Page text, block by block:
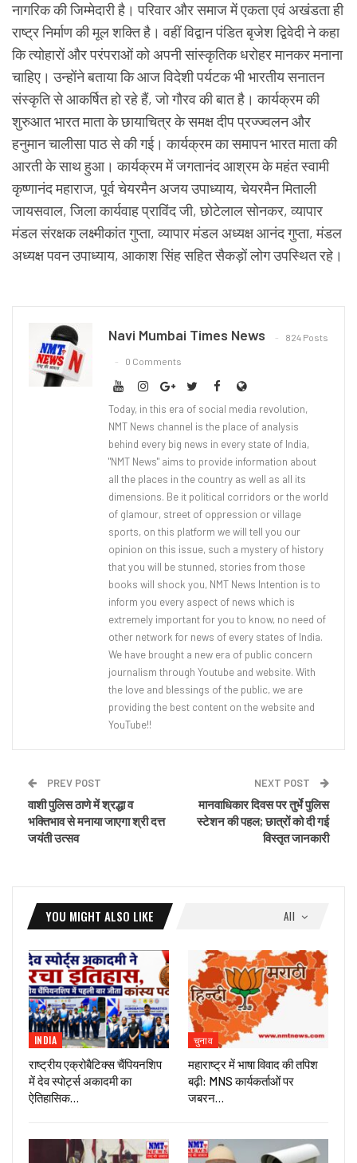
नागरिक की जिम्मेदारी है। परिवार और समाज में एकता एवं अखंडता ही
राष्ट्र निर्माण की मूल शक्ति है। वहीं विद्वान पंडित बृजेश द्विवेदी ने कहा
कि त्योहारों और परंपराओं को अपनी सांस्कृतिक धरोहर मानकर मनाना
चाहिए। उन्होंने बताया कि आज विदेशी पर्यटक भी भारतीय सनातन
संस्कृति से आकर्षित हो रहे हैं, जो गौरव की बात है। कार्यक्रम की
शुरुआत भारत माता के छायाचित्र के समक्ष दीप प्रज्ज्वलन और
हनुमान चालीसा पाठ से की गई। कार्यक्रम का समापन भारत माता की
आरती के साथ हुआ। कार्यक्रम में जगतानंद आश्रम के महंत स्वामी
कृष्णानंद महाराज, पूर्व चेयरमैन अजय उपाध्याय, चेयरमैन मिताली
जायसवाल, जिला कार्यवाह प्राविंद जी, छोटेलाल सोनकर, व्यापार
मंडल संरक्षक लक्ष्मीकांत गुप्ता, व्यापार मंडल अध्यक्ष आनंद गुप्ता, मंडल
अध्यक्ष पवन उपाध्याय, आकाश सिंह सहित सैकड़ों लोग उपस्थित रहे।
Navi Mumbai Times News 824 Posts
0 Comments
Today, in this era of social media revolution,
NMT News channel is the place of analysis
behind every big news in every state of India,
"NMT News" aims to provide information about
all the places in the country as well as all its
dimensions. Be it political corridors or the world
of glamour, street of oppression or village
sports, on this platform we will tell you our
opinion on this issue, such a mystery of history
that you will be stunned, stories from those
books will shock you, NMT News Intention is to
inform you every aspect of news which is
extremely important for you to know, no need of
other network for news of every states of India.
We have brought a new era of public concern
journalism through Youtube and website. With
the love and blessings of the public, we are
providing the best content on the website and
YouTube!!
PREV POST
वाशी पुलिस ठाणे में श्रद्धा व
भक्तिभाव से मनाया जाएगा श्री दत्त
जयंती उत्सव
NEXT POST
मानवाधिकार दिवस पर तुर्भे पुलिस
स्टेशन की पहल; छात्रों को दी गई
विस्तृत जानकारी
All
YOU MIGHT ALSO LIKE
INDIA
राष्ट्रीय एक्रोबैटिक्स चैंपियनशिप
में देव स्पोर्ट्स अकादमी का
ऐतिहासिक…
चुनाव
महाराष्ट्र में भाषा विवाद की तपिश
बढ़ी: MNS कार्यकर्ताओं पर
जबरन…